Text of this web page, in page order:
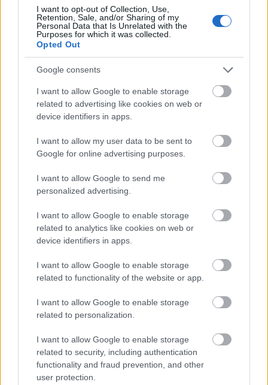
I want to opt-out of Collection, Use,
Retention, Sale, and/or Sharing of my
Personal Data that Is Unrelated with the
Purposes for which it was collected.
Opted Out
Google consents
I want to allow Google to enable storage
related to advertising like cookies on web or
device identifiers in apps.
I want to allow my user data to be sent to
Google for online advertising purposes.
I want to allow Google to send me
personalized advertising.
I want to allow Google to enable storage
related to analytics like cookies on web or
device identifiers in apps.
I want to allow Google to enable storage
related to functionality of the website or app.
I want to allow Google to enable storage
related to personalization.
I want to allow Google to enable storage
related to security, including authentication
functionality and fraud prevention, and other
user protection.
Járjuk körbe. Baloldalt valami savanyított répa van,
nagyon jó, kell bele. Jobb oldalt a saját készítésű
chili, gyilkos, szemét, előre megfontolt, aljas
indokból elkövetett, legyőzhetetlen. Ilyen közelről:
A srácok szóltak, hogy brutális, és hogy egy negyed
kanál elég a levesbe. Túrtam egy keveset a pálcika
felidézni. Lényeg, hogy bízhatsz a Funky Pho-ben,
amire azt mondják, hogy erős, az tényleg az.
A leves meg tök jó. Amíg nem került bele a répa, egy